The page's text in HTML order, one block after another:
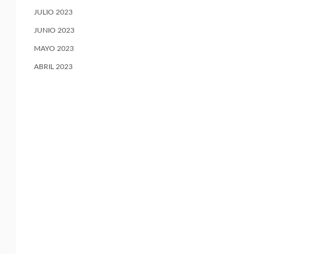
JULIO 2023
JUNIO 2023
MAYO 2023
ABRIL 2023